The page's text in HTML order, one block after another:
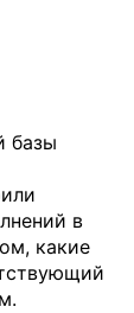
базы
в
какие